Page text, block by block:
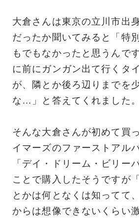
大倉さんは東京の立川市出
だったか聞いてみると「特
もでもなかったと思うんで
に前にガンガン出て行くタ
が、隣とか後ろ辺りまでを
な…」と答えてくれました。
そんな大倉さんが初めて買
イマーズのファーストアル
「デイ・ドリーム・ビリー
ことで購入したそうですが
とかは何となくは知ってて
からは想像できないくらい